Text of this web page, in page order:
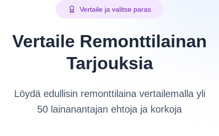
Vertaile ja valitse paras
Vertaile Remonttilainan
Tarjouksia
Löydä edullisin remonttilaina vertailemalla yli
50 lainanantajan ehtoja ja korkoja